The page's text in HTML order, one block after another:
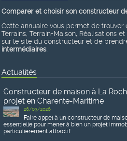
Comparer et choisir son constructeur
Cette annuaire vous permet de trouver
Terrains, Terrain+Maison, Réalisations
sur le site du constructeur et de
intermédiaires
Actualités
Constructeur de maison à La
projet en Charente-Maritime
26/03/2026
Faire appel à un constructeur de
essentielle pour mener à bien un projet
particulièrement attractif.